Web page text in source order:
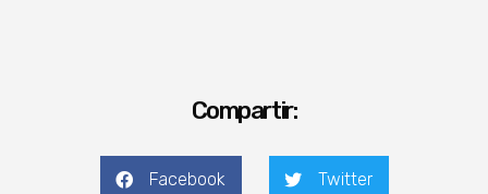
Compartir:
Facebook Twitter